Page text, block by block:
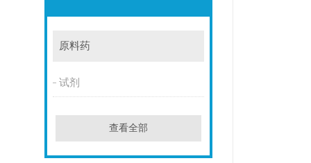
原料药
试剂
查看全部